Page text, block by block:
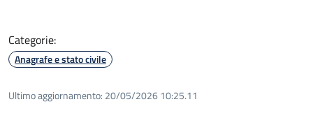
Categorie:
Anagrafe e stato civile
Ultimo aggiornamento: 20/05/2026 10:25.11